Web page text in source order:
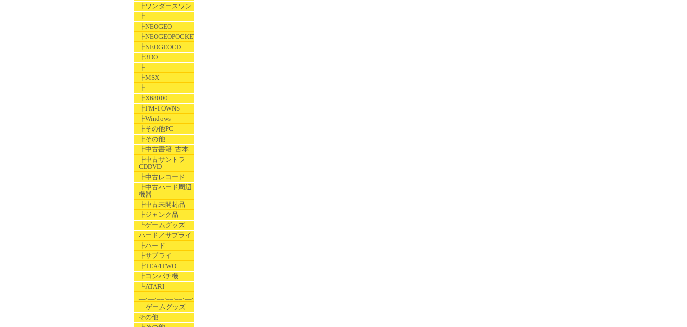
┣ワンダースワン
┣
┣NEOGEO
┣NEOGEOPOCKET
┣NEOGEOCD
┣3DO
┣
┣MSX
┣
┣X68000
┣FM-TOWNS
┣Windows
┣その他PC
┣その他
┣中古書籍_古本
┣中古サントラ
CDDVD
┣中古レコード
┣中古ハード周辺
機器
┣中古未開封品
┣ジャンク品
┗ゲームグッズ
ハード／サプライ
┣ハード
┣サプライ
┣TEA4TWO
┣コンパチ機
┗ATARI
__:__:__:__:__:__:__
__ゲームグッズ
その他